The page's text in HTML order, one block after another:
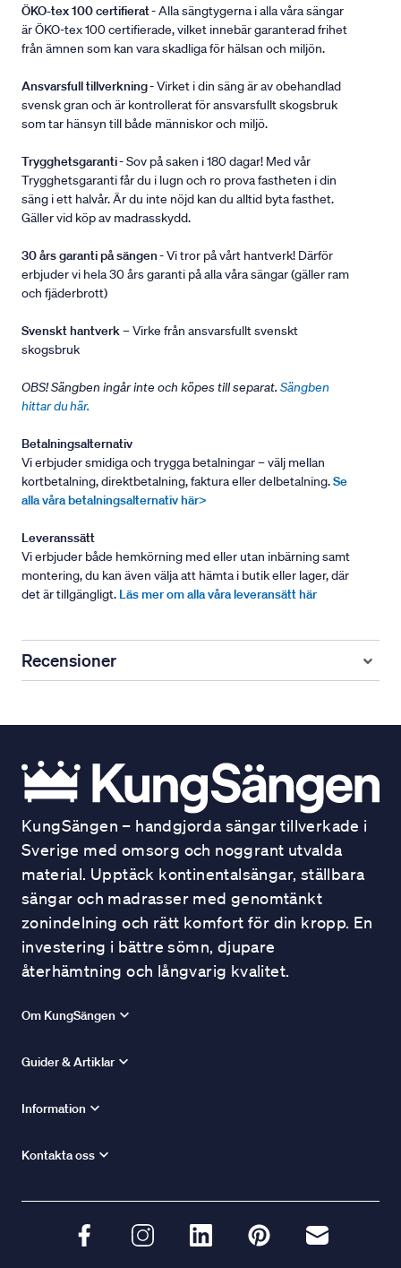
ÖKO-tex 100 certifierat- Alla sängtygerna i alla våra sängar
är ÖKO-tex 100 certifierade, vilket innebär garanterad frihet
från ämnen som kan vara skadliga för hälsan och miljön.
Ansvarsfull tillverkning- Virket i din säng är av obehandlad
svensk gran och är kontrollerat för ansvarsfullt skogsbruk
som tar hänsyn till både människor och miljö.
Trygghetsgaranti- Sov på saken i 180 dagar! Med vår
Trygghetsgaranti får du i lugn och ro prova fastheten i din
säng i ett halvår. Är du inte nöjd kan du alltid byta fasthet.
Gäller vid köp av madrasskydd.
30 års garanti på sängen- Vi tror på vårt hantverk! Därför
erbjuder vi hela 30 års garanti på alla våra sängar (gäller ram
och fjäderbrott)
Svenskt hantverk– Virke från ansvarsfullt svenskt
skogsbruk
OBS! Sängben ingår inte och köpes till separat. Sängben
hittar du här.
Betalningsalternativ
Vi erbjuder smidiga och trygga betalningar – välj mellan
kortbetalning, direktbetalning, faktura eller delbetalning.Se
alla våra betalningsalternativ här>
Leveranssätt
Vi erbjuder både hemkörning med eller utan inbärning samt
montering, du kan även välja att hämta i butik eller lager, där
det är tillgängligt. Läs mer om alla våra leveransätt här
Recensioner
KungSängen – handgjorda sängar tillverkade i
Sverige med omsorg och noggrant utvalda
material. Upptäck kontinentalsängar, ställbara
sängar och madrasser med genomtänkt
zonindelning och rätt komfort för din kropp. En
investering i bättre sömn, djupare
återhämtning och långvarig kvalitet.
Om KungSängen
Guider & Artiklar
Information
Kontakta oss